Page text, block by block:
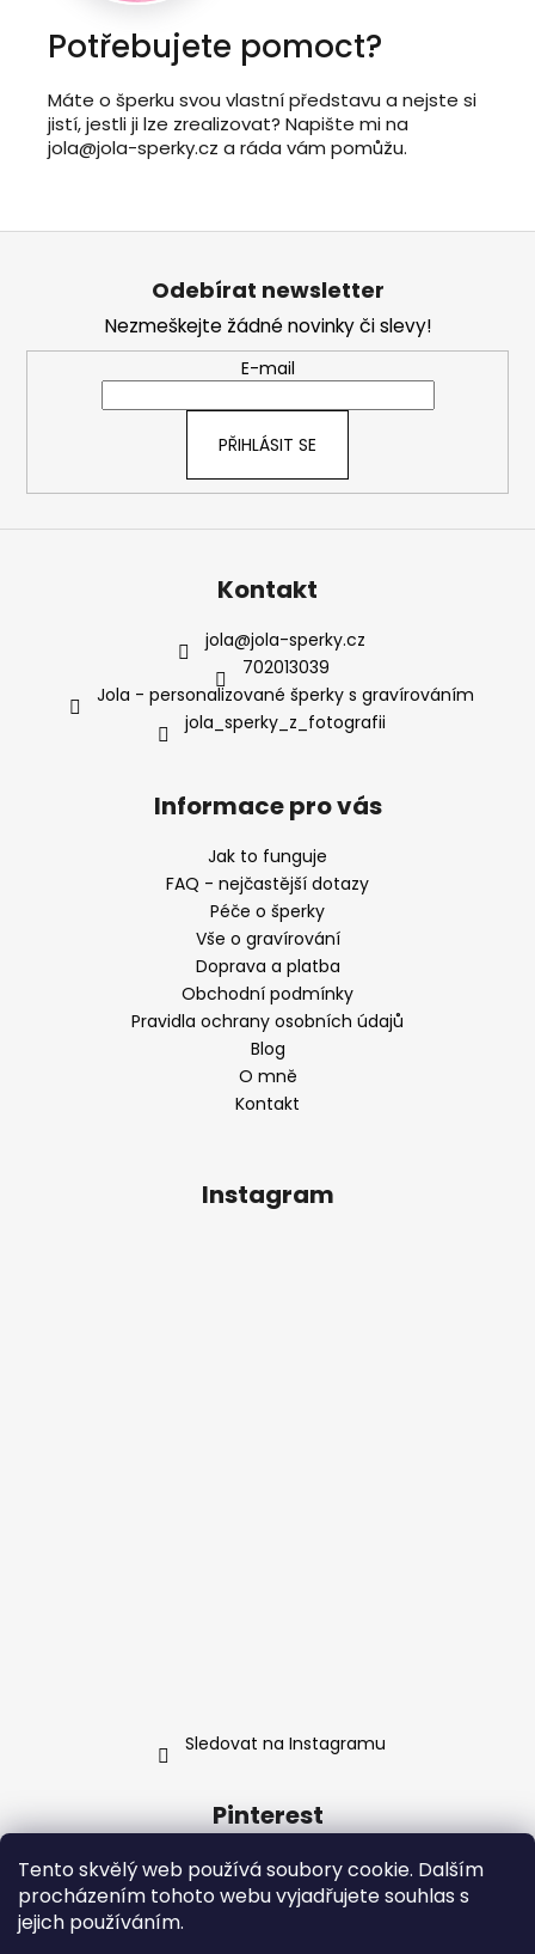
Tento skvělý web používá soubory cookie. Dalším
procházením tohoto webu vyjadřujete souhlas s
jejich používáním.
Potřebujete pomoct?
Máte o šperku svou vlastní představu a nejste si
jistí, jestli ji lze zrealizovat? Napište mi na
jola@jola-sperky.cz a ráda vám pomůžu.
Odebírat newsletter
Nezmeškejte žádné novinky či slevy!
E-mail
PŘIHLÁSIT SE
Kontakt
jola@jola-sperky.cz
702013039
Jola - personalizované šperky s gravírováním
jola_sperky_z_fotografii
Informace pro vás
Jak to funguje
FAQ - nejčastější dotazy
Péče o šperky
Vše o gravírování
Doprava a platba
Obchodní podmínky
Pravidla ochrany osobních údajů
Blog
O mně
Kontakt
Instagram
Sledovat na Instagramu
Pinterest
Kontakt